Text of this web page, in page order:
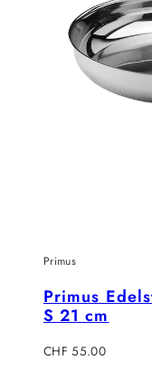
Primus
Primus
S 21 cm
Regulärer
CHF 55.00